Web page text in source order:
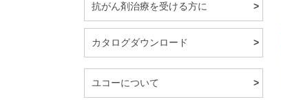
抗がん剤治療を受ける方に
カタログダウンロード
ユコーについて